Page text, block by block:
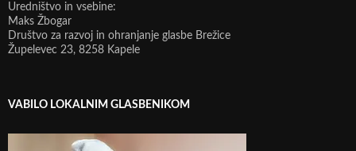
Uredništvo in vsebine:
Maks Žbogar
Društvo za razvoj in ohranjanje glasbe Brežice
Župelevec 23, 8258 Kapele
VABILO LOKALNIM GLASBENIKOM